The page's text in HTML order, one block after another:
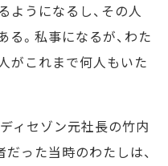
ようになるし、その人
。私事になるが、わた
がこれまで何人もいた
ィセゾン元社長の竹内
った当時のわたしは、